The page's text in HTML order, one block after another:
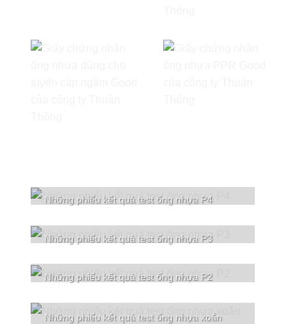
Những phiếu kết quả test ống nhựa P4
Những phiếu kết quả test ống nhựa P3
Những phiếu kết quả test ống nhựa P2
Những phiếu kết quả test ống nhựa xoắn